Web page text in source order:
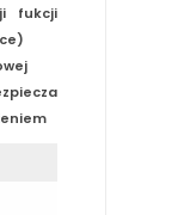
fukcji